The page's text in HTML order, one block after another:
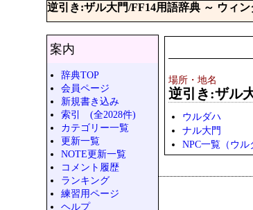
逆引き:ザル大門/FF14用語辞典 ～ ウィ
案内
辞典TOP
会員ページ
新規書き込み
索引 (全2028件)
カテゴリー一覧
更新一覧
NOTE更新一覧
コメント履歴
ランキング
練習用ページ
ヘルプ
場所・地名
逆引き:ザル
ウルダハ
ナル大門
NPC一覧（ウル